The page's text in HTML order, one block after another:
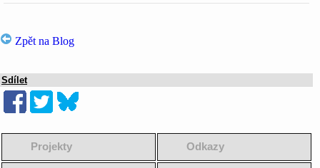
Zpět na Blog
Sdílet
Projekty Odkazy